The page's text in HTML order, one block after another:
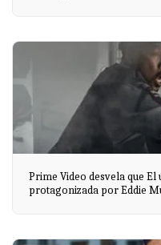
Prime Video desvela que
protagonizada por Eddie